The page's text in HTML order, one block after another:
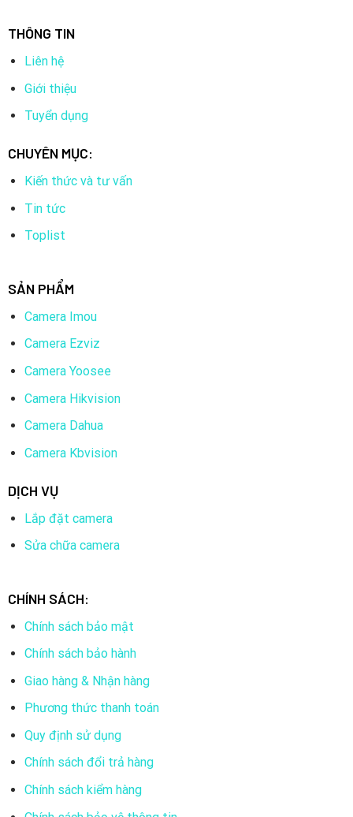
THÔNG TIN
Liên hệ
Giới thiệu
Tuyển dụng
CHUYÊN MỤC:
Kiến thức và tư vấn
Tin tức
Toplist
SẢN PHẨM
Camera Imou
Camera Ezviz
Camera Yoosee
Camera Hikvision
Camera Dahua
Camera Kbvision
DỊCH VỤ
Lắp đặt camera
Sửa chữa camera
CHÍNH SÁCH:
Chính sách bảo mật
Chính sách bảo hành
Giao hàng & Nhận hàng
Phương thức thanh toán
Quy định sử dụng
Chính sách đổi trả hàng
Chính sách kiểm hàng